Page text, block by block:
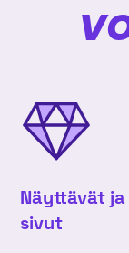
Näyttävät
sivut